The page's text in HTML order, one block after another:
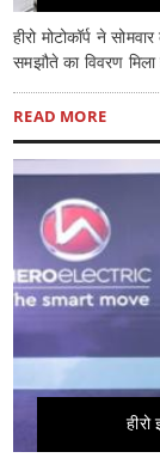
हीरो मोटोकॉर्प ने
समझौते का विवरण
READ MORE